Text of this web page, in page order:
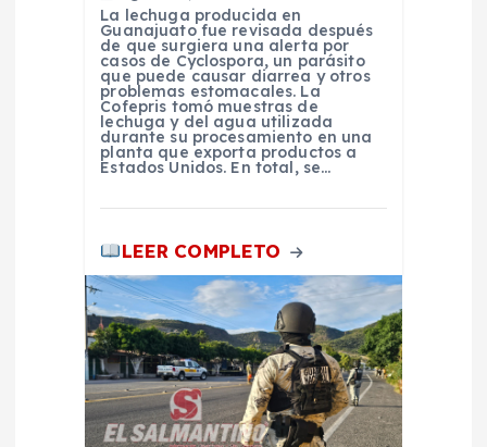
La lechuga producida en
Guanajuato fue revisada después
de que surgiera una alerta por
casos de Cyclospora, un parásito
que puede causar diarrea y otros
problemas estomacales. La
Cofepris tomó muestras de
lechuga y del agua utilizada
durante su procesamiento en una
planta que exporta productos a
Estados Unidos. En total, se…
LEER COMPLETO